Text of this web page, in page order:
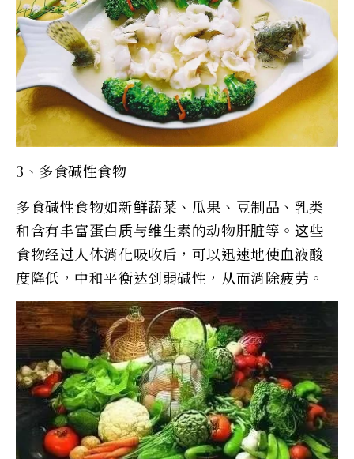
3、多食碱性食物
多食碱性食物如新鲜蔬菜、瓜果、豆制品、乳类
和含有丰富蛋白质与维生素的动物肝脏等。这些
食物经过人体消化吸收后，可以迅速地使血液酸
度降低，中和平衡达到弱碱性，从而消除疲劳。